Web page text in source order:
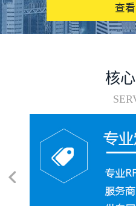
查
核